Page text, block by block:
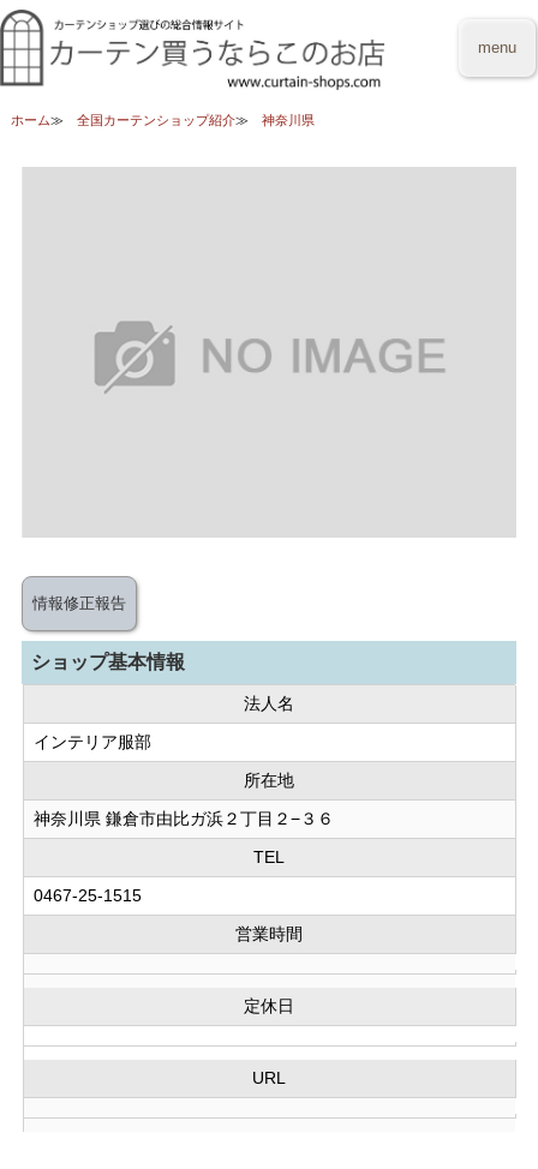
menu
ホーム 全国カーテンショップ紹介 神奈川県
情報修正報告
ショップ基本情報
法人名
インテリア服部
所在地
神奈川県 鎌倉市由比ガ浜２丁目２−３６
TEL
0467-25-1515
営業時間
定休日
URL